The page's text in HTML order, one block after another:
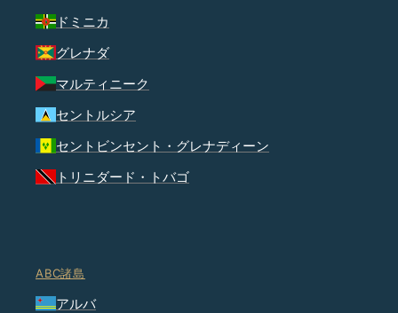
ドミニカ
グレナダ
マルティニーク
セントルシア
セントビンセント・グレナディーン
トリニダード・トバゴ
ABC諸島
アルバ